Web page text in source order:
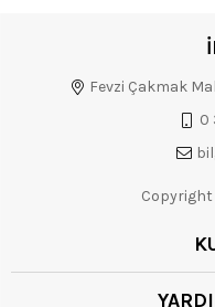
Fevzi Çakmak
0